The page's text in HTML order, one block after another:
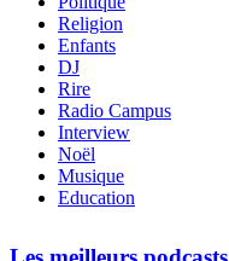
Religion
Enfants
DJ
Rire
Radio Campus
Interview
Noël
Musique
Education